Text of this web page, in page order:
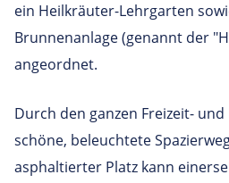
ein Heilkräuter-Lehrgarten
Brunnenanlage (genannt der
angeordnet.
Durch den ganzen Freizeit-
schöne, beleuchtete
asphaltierter Platz kann